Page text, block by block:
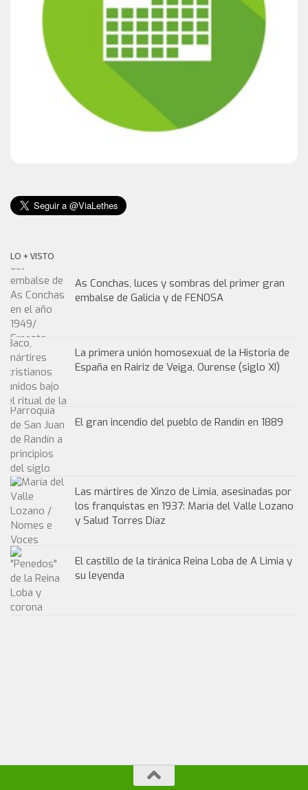
LO + VISTO
As Conchas, luces y sombras del primer gran
embalse de Galicia y de FENOSA
La primera unión homosexual de la Historia de
España en Rairiz de Veiga, Ourense (siglo XI)
El gran incendio del pueblo de Randín en 1889
Las mártires de Xinzo de Limia, asesinadas por
los franquistas en 1937: María del Valle Lozano
y Salud Torres Díaz
El castillo de la tiránica Reina Loba de A Limia y
su leyenda